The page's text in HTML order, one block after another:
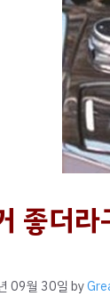
좋더
09월 30일 by